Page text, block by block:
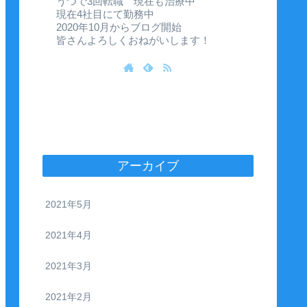
現在4社目にて勤務中
2020年10月からブログ開始
皆さんよろしくおねがいします！
アーカイブ
2021年5月
2021年4月
2021年3月
2021年2月